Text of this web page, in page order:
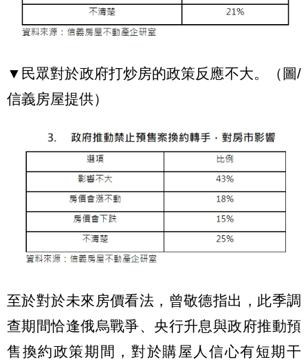
▼民眾對於政府打炒房的政策反應不大。（圖/
信義房屋提供）
至於對於未來房價看法，曾敬德指出，此季調
查期間恰逢俄烏戰爭、央行升息與政府推動預
售換約政策期間，對於購屋人信心有短期干